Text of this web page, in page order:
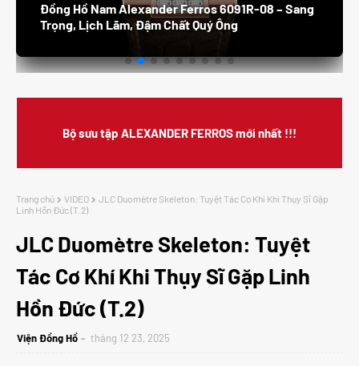
Đồng Hồ Nam Alexander Ferros 6091R-08 – Sang
Trọng, Lịch Lãm, Đậm Chất Quý Ông
Bộ sưu tập ALEXANDER FERROS mới nhất !!!
Trang chủ VIDEO
JLC Duomètre Skeleton: Tuyệt Tác Cơ Khí Khi Thụy Sĩ Gặp
Linh Hồn Đức (T.2)
JLC Duomètre Skeleton: Tuyệt
Tác Cơ Khí Khi Thụy Sĩ Gặp Linh
Hồn Đức (T.2)
Viện Đồng Hồ tháng 12 23, 2025